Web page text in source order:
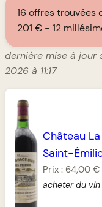
16 offres trouvées
201 €
12
dernière mise à jour
2026 à 11:17
Château
Saint-
Prix : 64,00 €
acheter du